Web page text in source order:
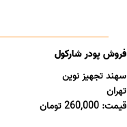
فروش پودر شارکول
سهند تجهیز نوین
تهران
قیمت: 260,000 تومان